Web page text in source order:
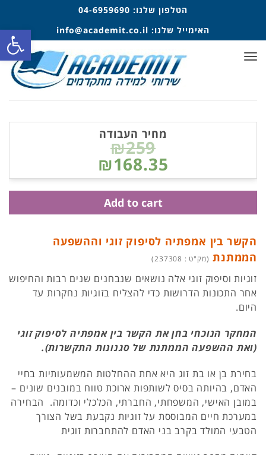
הטלפון שלנו: 04-6959690
האימייל שלנו: info@academit.co.il
תפריט
הקשר בין אמפתיה לסיפוק זוגי וההשפעה
הממתנת (מק"ט : 237308)
זוגיות וסיפוק זוגי אלה נושאים שנבחנים שנים רבות והחיפוש
אחר התכונות הדרושות כדי להצליח בזוגיות נחקרות עד
היום.
המחקר הנוכחי בחן את הקשר בין אמפתיה לסיפוק זוגי
(ואת ההשפעה הממתנת של סגנונות התקשרות).
בחירת בן או בת זוג היא אחת ההחלטות המשמעותיות בחיי
האדם, בהיותה בסיס לשותפות ארוכת טווח במובנים שונים –
במובן האישי, המשפחתי, החברתי, הכלכלי וכדומה. הבחירה
במערכת חיים המבוססת על זוגיות נקבעת בשל הצורך
הטבעי המולד בקרב בני האדם להתחברות זוגית
מחיר העבודה
₪259
₪168.35
Add to cart
פתח